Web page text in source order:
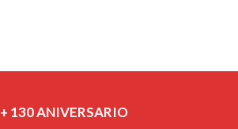
+ 130 ANIVERSARIO